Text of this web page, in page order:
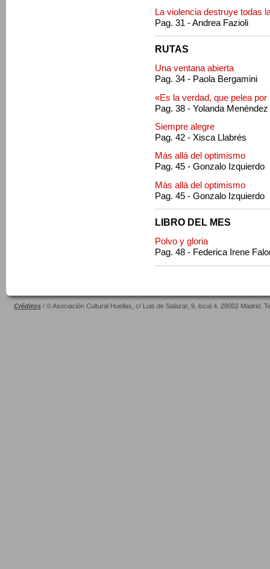
La violencia destruye todas
Pag. 31 - Andrea Fazioli
RUTAS
Una ventana abierta
Pag. 34 - Paola Bergamini
«Es la verdad, que pelea por
Pag. 38 - Yolanda Menéndez
Siempre alegre
Pag. 42 - Xisca Llabrés
Más allá del optimismo
Pag. 45 - Gonzalo Izquierdo
Más allá del optimismo
Pag. 45 - Gonzalo Izquierdo
LIBRO DEL MES
Polvo y gloria
Pag. 48 - Federica Irene
Créditos / © Asociación Cultural Huellas, c/ Luis de Salazar, 9, local 4. 28002 Madrid.